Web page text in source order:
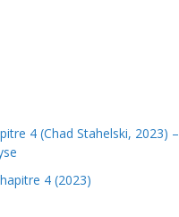
4 (Chad Stahelski, 2023) –